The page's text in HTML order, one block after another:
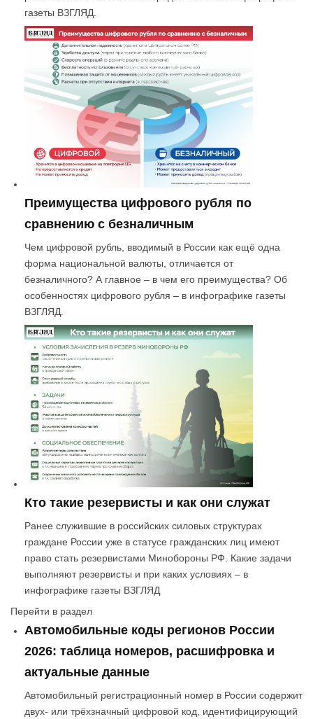
газеты ВЗГЛЯД.
Преимущества цифрового рубля по
сравнению с безналичным
Чем цифровой рубль, вводимый в России как ещё одна
форма национальной валюты, отличается от
безналичного? А главное – в чем его преимущества? Об
особенностях цифрового рубля – в инфографике газеты
ВЗГЛЯД.
Кто такие резервисты и как они служат
Ранее служившие в российских силовых структурах
граждане России уже в статусе гражданских лиц имеют
право стать резервистами Минобороны РФ. Какие задачи
выполняют резервисты и при каких условиях – в
инфографике газеты ВЗГЛЯД
Перейти в раздел
Автомобильные коды регионов России
2026: таблица номеров, расшифровка и
актуальные данные
Автомобильный регистрационный номер в России содержит
двух- или трёхзначный цифровой код, идентифицирующий